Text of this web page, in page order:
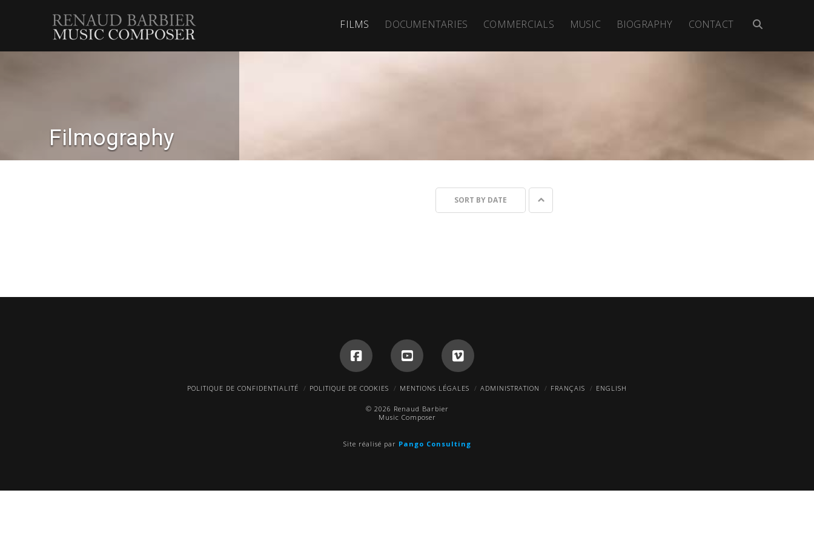
Renaud
Barbier
FILMS DOCUMENTARIES COMMERCIALS MUSIC BIOGRAPHY CONTACT
Filmography
SORT BY DATE
POLITIQUE DE CONFIDENTIALITÉ POLITIQUE DE COOKIES MENTIONS LÉGALES ADMINISTRATION FRANÇAIS ENGLISH
© 2026 Renaud Barbier
Music Composer
Site réalisé par Pango Consulting